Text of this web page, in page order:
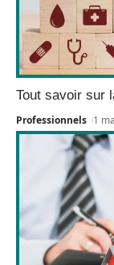
Tout savoir sur
Professionnels 1